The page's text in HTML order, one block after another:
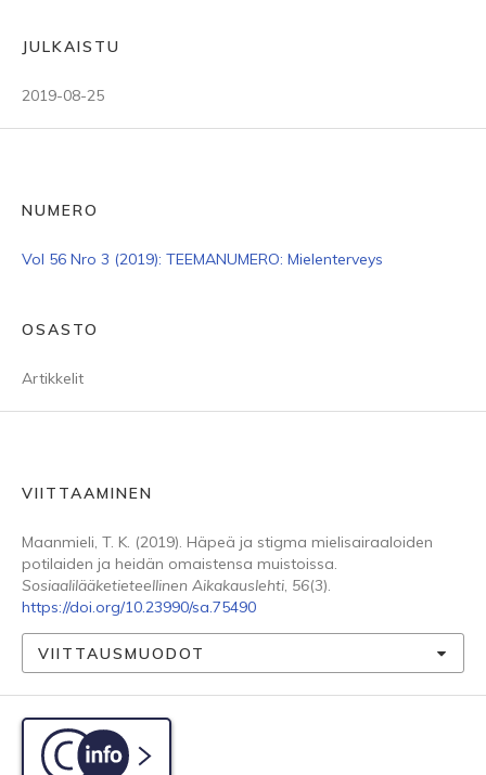
JULKAISTU
2019-08-25
NUMERO
Vol 56 Nro 3 (2019): TEEMANUMERO: Mielenterveys
OSASTO
Artikkelit
VIITTAAMINEN
Maanmieli, T. K. (2019). Häpeä ja stigma mielisairaaloiden
potilaiden ja heidän omaistensa muistoissa.
Sosiaalilääketieteellinen Aikakauslehti, 56(3).
https://doi.org/10.23990/sa.75490
VIITTAUSMUODOT
C-info